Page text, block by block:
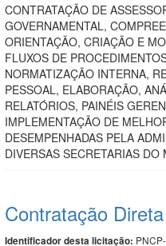
CONTRATAÇÃO DE
GOVERNAMENTAL,
ORIENTAÇÃO, CRIAÇÃO E
FLUXOS DE
NORMATIZAÇÃO INTERNA,
PESSOAL, ELABORAÇÃO,
RELATÓRIOS, PAINÉIS
IMPLEMENTAÇÃO DE
DESEMPENHADAS PELA
DIVERSAS SECRETARIAS
Contratação
Identificador desta licitação: